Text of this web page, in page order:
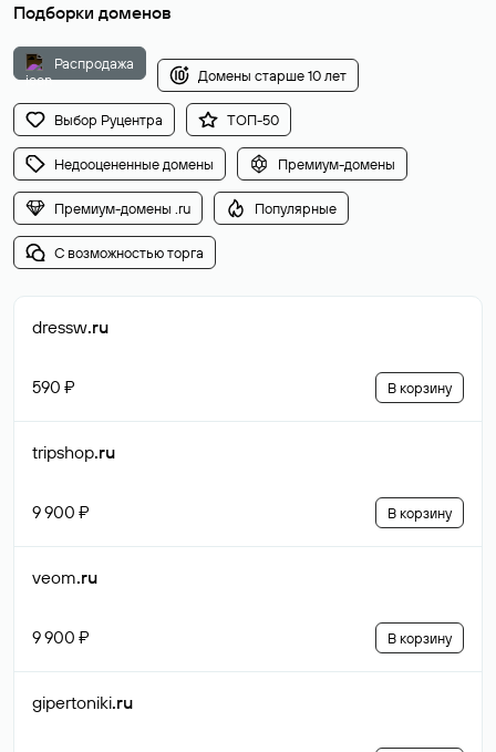
Подборки доменов
Распродажа
Домены старше 10 лет
Выбор Руцентра ТОП-50
Недооцененные домены Премиум-домены
Премиум-домены .ru Популярные
С возможностью торга
dressw.ru
590 ₽ В корзину
tripshop.ru
9 900 ₽ В корзину
veom.ru
9 900 ₽ В корзину
gipertoniki.ru